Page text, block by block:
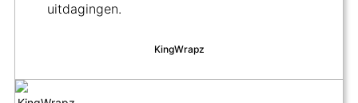
uitdagingen.
KingWrapz